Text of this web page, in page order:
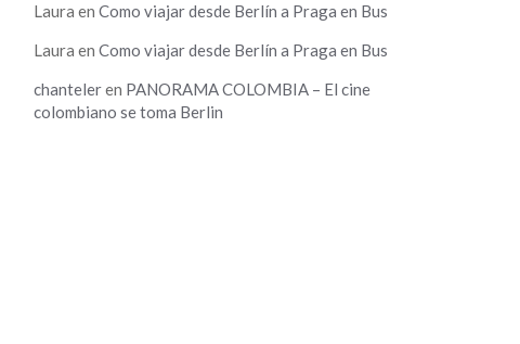
Laura enComo viajar desde Berlín a Praga en Bus
Laura enComo viajar desde Berlín a Praga en Bus
chanteleren PANORAMA COLOMBIA – El cine
colombiano se toma Berlin